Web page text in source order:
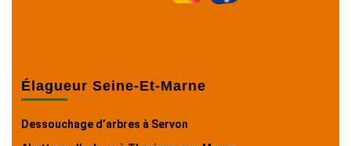
Élagueur Seine-Et-Marne
Dessouchage d’arbres à Servon